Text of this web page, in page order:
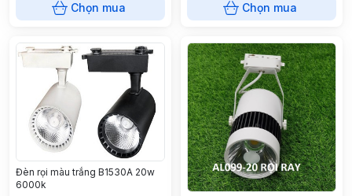
Chọn mua Chọn mua
Đèn rọi màu trắng B1530A 20w
6000k